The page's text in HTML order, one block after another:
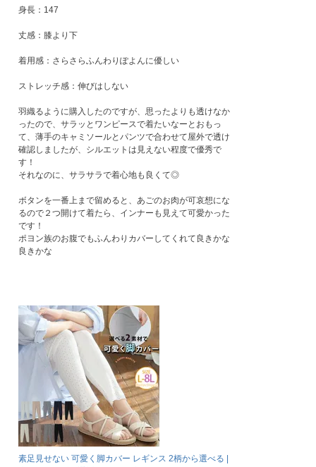
身長：147
丈感：膝より下
着用感：さらさらふんわりぽよんに優しい
ストレッチ感：伸びはしない
羽織るように購入したのですが、思ったよりも透けなか
ったので、サラッとワンピースで着たいなーとおもっ
て、薄手のキャミソールとパンツで合わせて屋外で透け
確認しましたが、シルエットは見えない程度で優秀で
す！
それなのに、サラサラで着心地も良くて◎
ボタンを一番上まで留めると、あごのお肉が可哀想にな
るので２つ開けて着たら、インナーも見えて可愛かった
です！
ポヨン族のお腹でもふんわりカバーしてくれて良きかな
良きかな
素足見せない 可愛く脚カバー レギンス 2柄から選べる |